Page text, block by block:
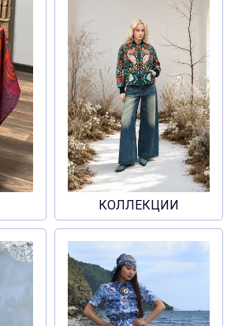
КОЛЛЕКЦИИ